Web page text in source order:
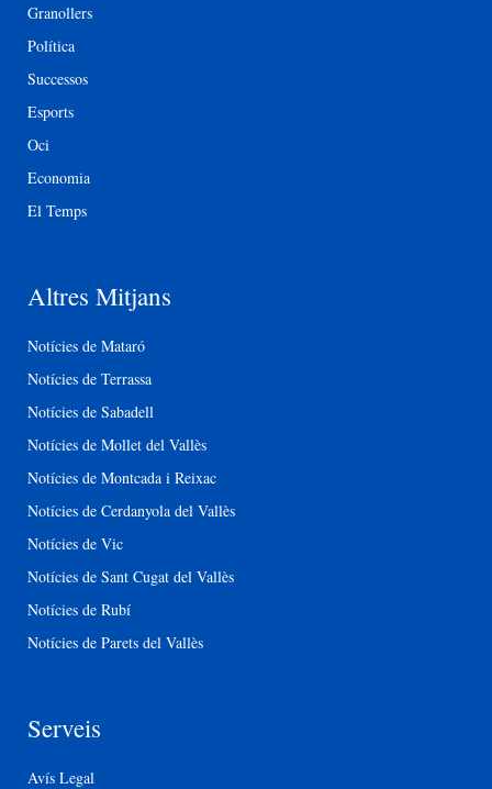
Granollers
Política
Successos
Esports
Oci
Economia
El Temps
Altres Mitjans
Notícies de Mataró
Notícies de Terrassa
Notícies de Sabadell
Notícies de Mollet del Vallès
Notícies de Montcada i Reixac
Notícies de Cerdanyola del Vallès
Notícies de Vic
Notícies de Sant Cugat del Vallès
Notícies de Rubí
Notícies de Parets del Vallès
Serveis
Avís Legal